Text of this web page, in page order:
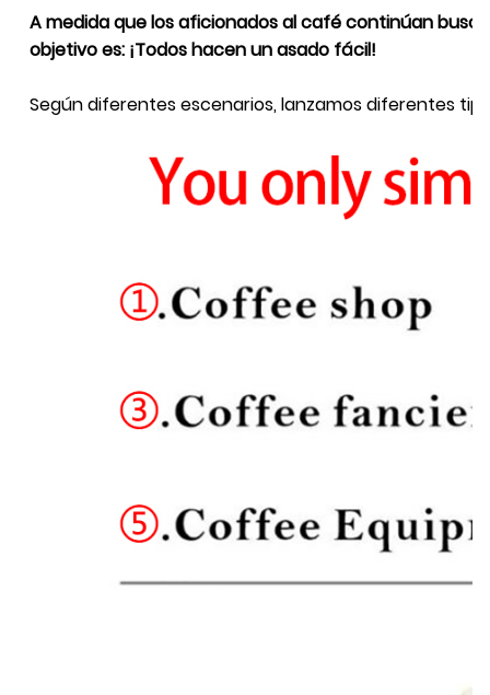
A medida que los aficionados al café continúan
objetivo es: ¡Todos hacen un asado fácil!
Según diferentes escenarios, lanzamos diferentes